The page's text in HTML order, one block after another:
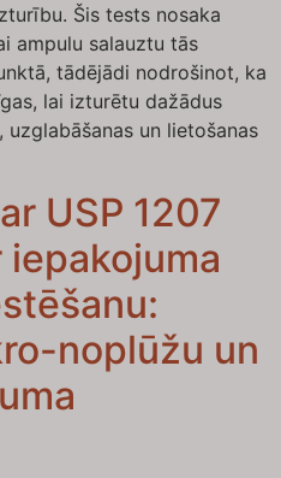
Šis tests nosaka
ampulu salauztu tās
tādējādi nodrošinot, ka
lai izturētu dažādus
un lietošanas
USP 1207
noplūžu un